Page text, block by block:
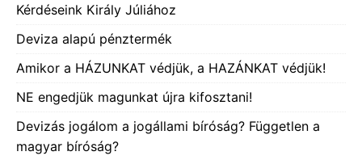
Kérdéseink Király Júliához
Deviza alapú pénztermék
Amikor a HÁZUNKAT védjük, a HAZÁNKAT védjük!
NE engedjük magunkat újra kifosztani!
Devizás jogálom a jogállami bíróság? Független a
magyar bíróság?